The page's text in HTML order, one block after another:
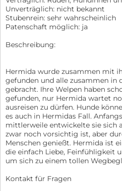
Unverträglich: nicht bekannt
Stubenrein: sehr wahrscheinlich
Patenschaft möglich: ja
Beschreibung:
Hermida wurde zusammen mit
gefunden und alle zusammen in
gebracht. Ihre Welpen haben
gefunden, nur Hermida wartet
ausreisen zu dürfen. Hunde
es auch in Hermidas Fall.
mittlerweile entwickelte sie sich
zwar noch vorsichtig ist, aber
Menschen genießt. Hermida ist
die einfach Liebe, Feinfühligkeit
um sich zu einem tollen
Kontakt für Fragen